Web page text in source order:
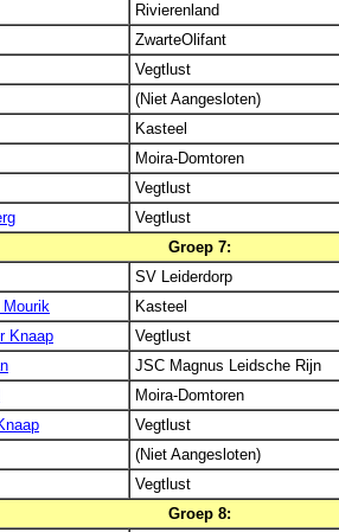
Rivierenland
ZwarteOlifant
Vegtlust
(Niet Aangesloten)
Kasteel
Moira-Domtoren
Vegtlust
Vegtlust
Groep 7:
SV Leiderdorp
Kasteel
Knaap
Vegtlust
JSC Magnus Leidsche Rijn
Moira-Domtoren
Vegtlust
(Niet Aangesloten)
Vegtlust
Groep 8: